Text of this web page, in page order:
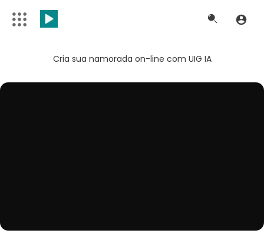
Cria sua namorada on-line com UIG IA